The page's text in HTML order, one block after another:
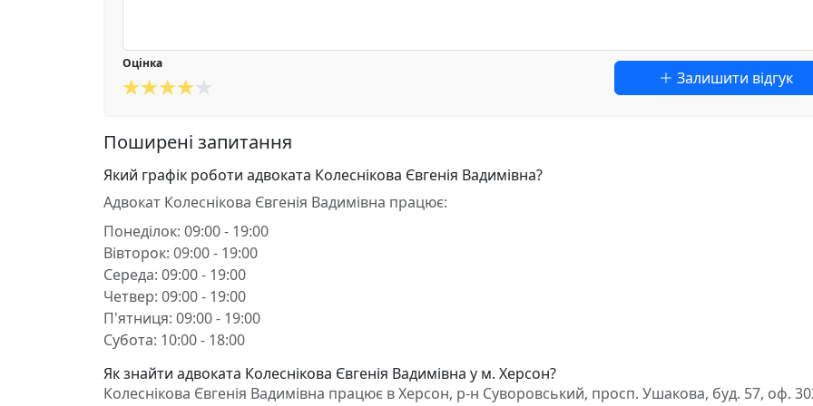
Оцінка
Залишити відгук
Поширені запитання
Який графік роботи адвоката Колеснікова Євгенія Вадимівна?
Адвокат Колеснікова Євгенія Вадимівна працює:
Понеділок: 09:00 - 19:00
Вівторок: 09:00 - 19:00
Середа: 09:00 - 19:00
Четвер: 09:00 - 19:00
П'ятниця: 09:00 - 19:00
Субота: 10:00 - 18:00
Як знайти адвоката Колеснікова Євгенія Вадимівна у м. Херсон?
Колеснікова Євгенія Вадимівна працює в Херсон, р-н Суворовський, просп. Ушакова, буд. 57, оф.